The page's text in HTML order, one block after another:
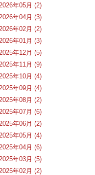
2026年05月 (2)
2026年04月 (3)
2026年02月 (2)
2026年01月 (3)
2025年12月 (5)
2025年11月 (9)
2025年10月 (4)
2025年09月 (4)
2025年08月 (2)
2025年07月 (6)
2025年06月 (2)
2025年05月 (4)
2025年04月 (6)
2025年03月 (5)
2025年02月 (2)